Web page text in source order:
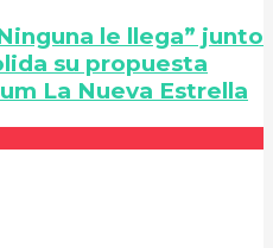
le llega” junto
su propuesta
La Nueva Estrella